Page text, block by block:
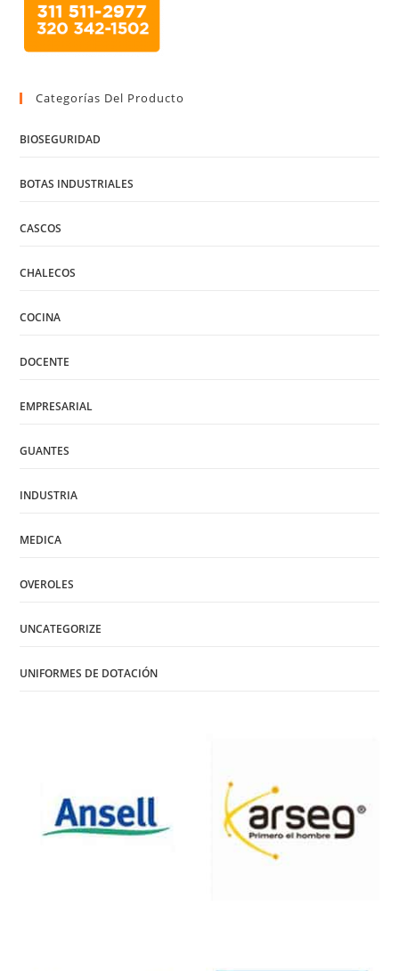
Categorías Del Producto
BIOSEGURIDAD
BOTAS INDUSTRIALES
CASCOS
CHALECOS
COCINA
DOCENTE
EMPRESARIAL
GUANTES
INDUSTRIA
MEDICA
OVEROLES
UNCATEGORIZE
UNIFORMES DE DOTACIÓN